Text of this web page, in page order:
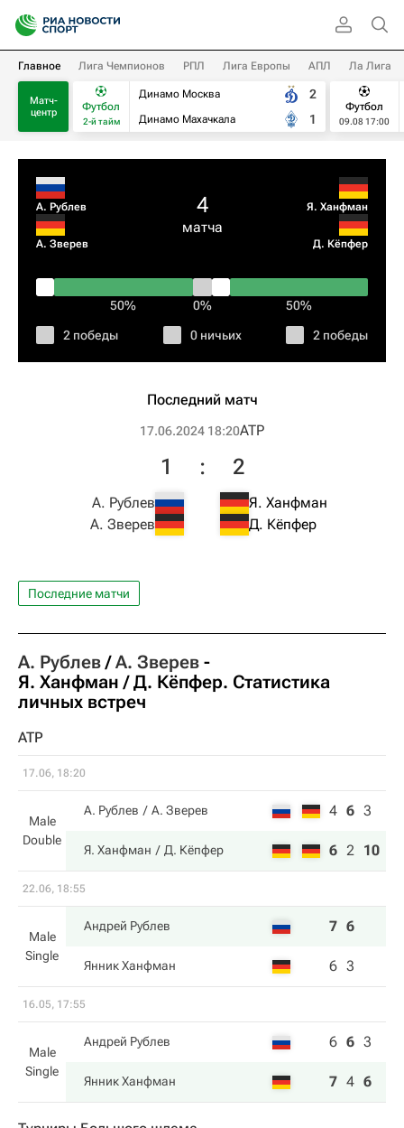
Главное Лига Чемпионов РПЛ Лига Европы АПЛ Ла Лига
Матч-
центр
Футбол
2-й тайм
Динамо Москва
Динамо Махачкала
2
1
Футбол
09.08 17:00
А. Рублев
А. Зверев
4
матча
Я. Ханфман
Д. Кёпфер
50% 0% 50%
2 победы 0 ничьих 2 победы
Последний матч
17.06.2024 18:20ATP
А. Рублев
А. Зверев
1 : 2
Я. Ханфман
Д. Кёпфер
Последние матчи
А. Рублев А. Зверев -
Я. Ханфман
Д. Кёпфер. Статистика
личных встреч
ATP
17.06, 18:20
Male
Double
А. Рублев А. Зверев 4 6 3
Я. Ханфман Д. Кёпфер 6 2 10
22.06, 18:55
Male
Single
Андрей Рублев 7 6
Янник Ханфман 6 3
16.05, 17:55
Male
Single
Андрей Рублев 6 6 3
Янник Ханфман 7 4 6